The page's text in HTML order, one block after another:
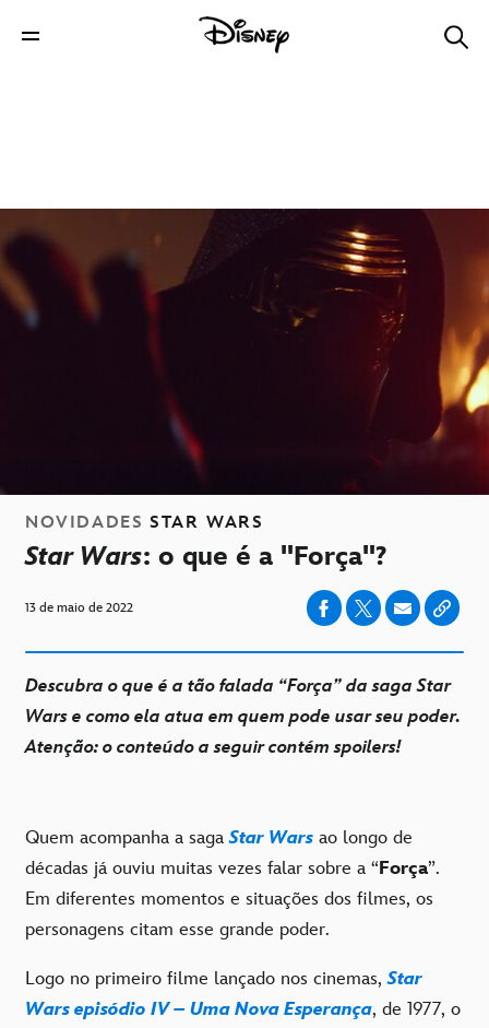
NOVIDADES STAR WARS
Star Wars: o que é a "Força"?
13 de maio de 2022
Descubra o que é a tão falada “Força” da saga Star
Wars e como ela atua em quem pode usar seu poder.
Atenção: o conteúdo a seguir contém spoilers!
Quem acompanha a sagaStar Wars ao longo de
décadas já ouviu muitas vezes falar sobre a “Força”.
Em diferentes momentos e situações dos filmes, os
personagens citam esse grande poder.
Logo no primeiro filme lançado nos cinemas,Star
Wars episódio IV – Uma Nova Esperança, de 1977, o